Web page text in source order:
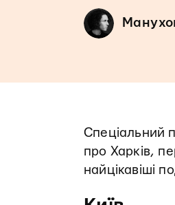
Спеціальний
про Харків,
найцікавіші